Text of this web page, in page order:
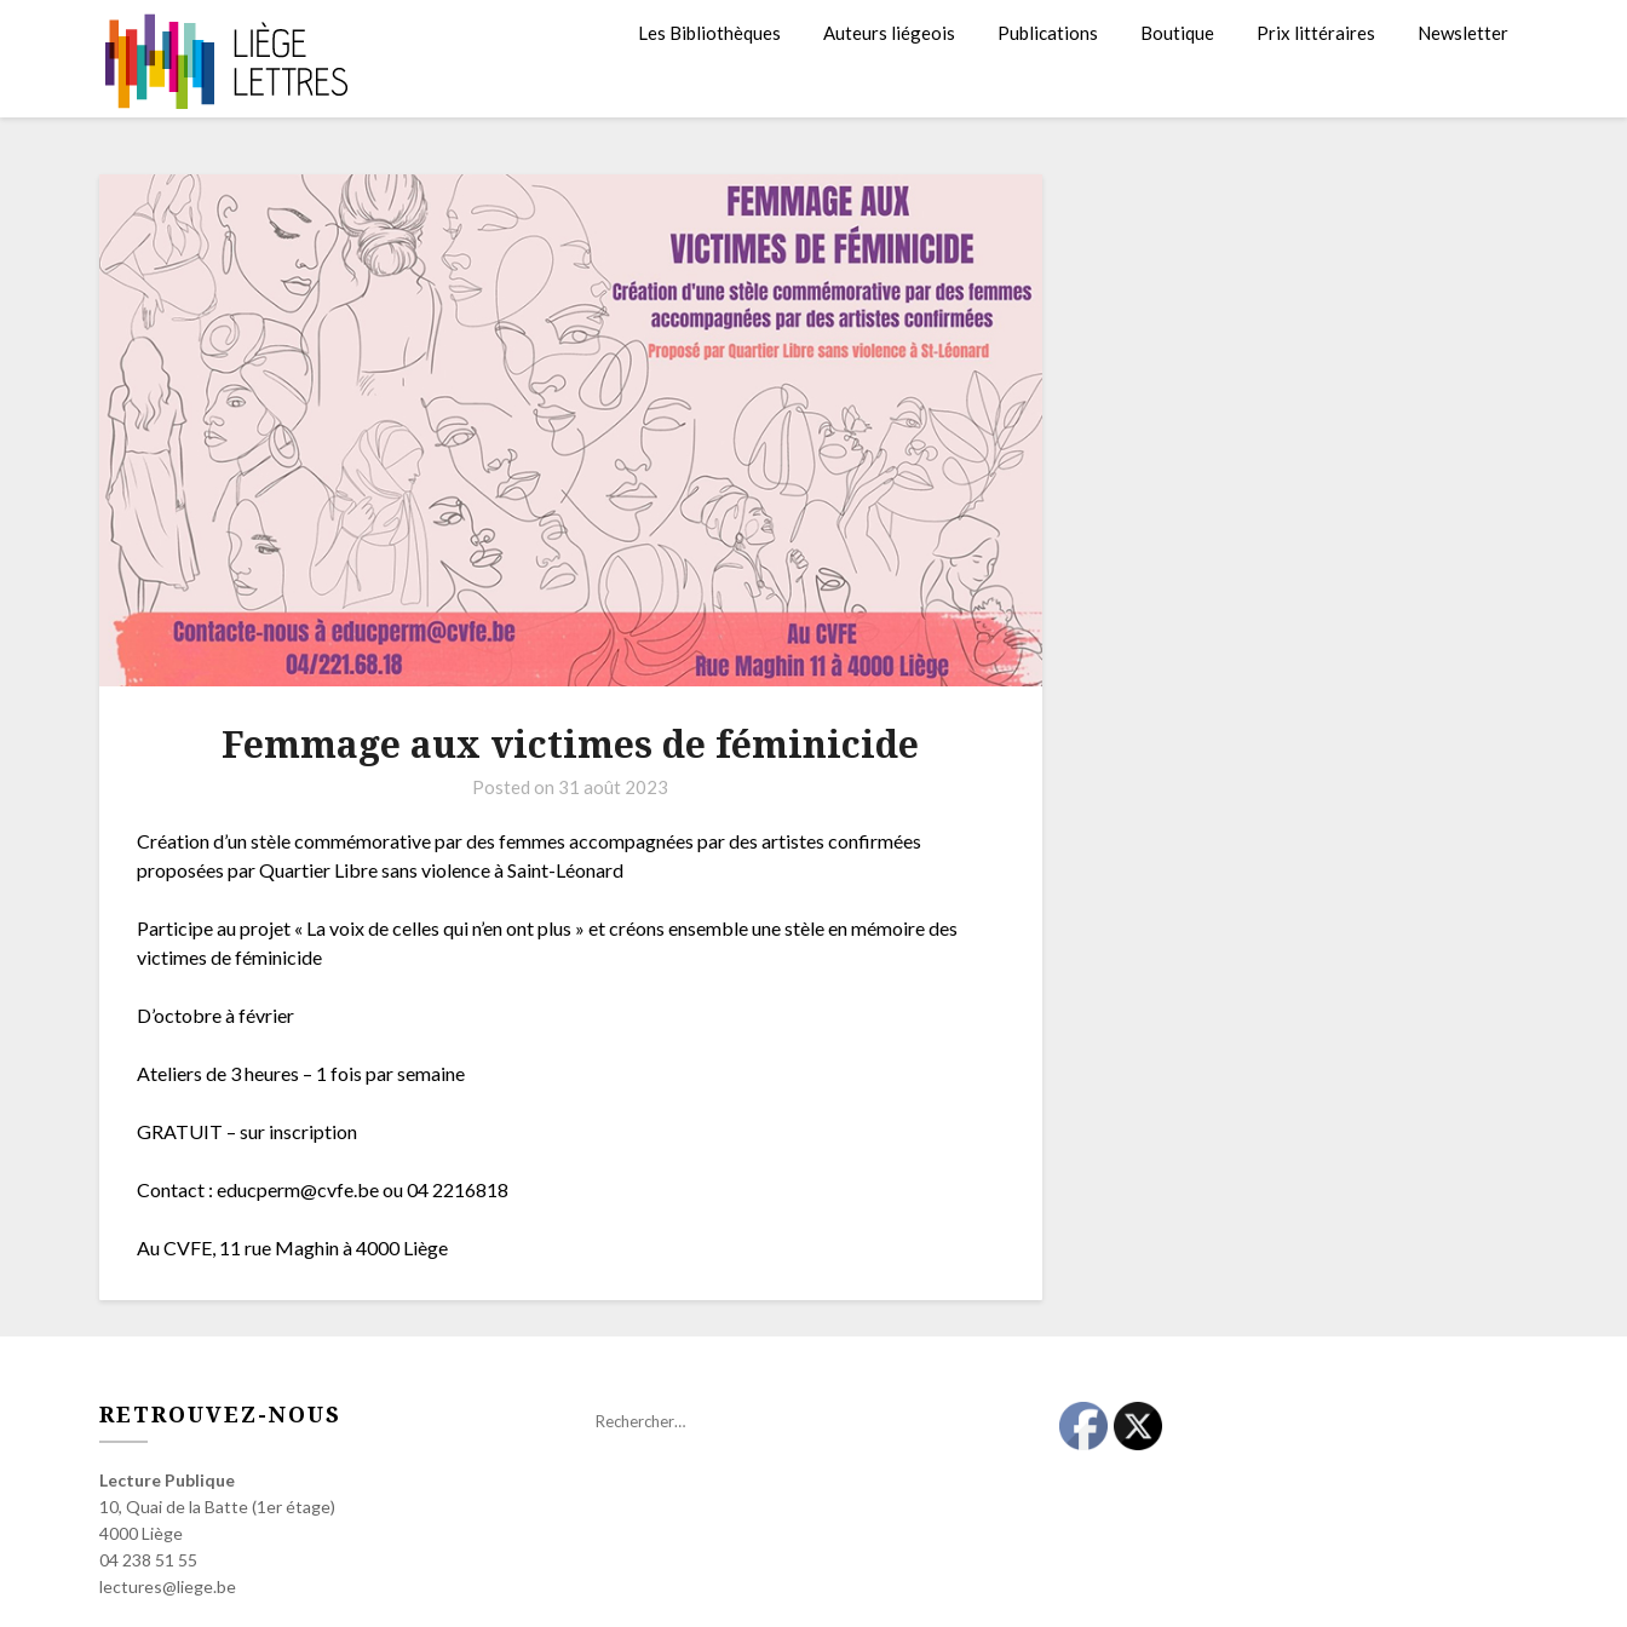
Les Bibliothèques Auteurs liégeois Publications Boutique Prix littéraires Newsletter
Femmage aux victimes de féminicide
Posted on 31 août 2023
Création d’un stèle commémorative par des femmes accompagnées par des artistes confirmées
proposées par Quartier Libre sans violence à Saint-Léonard
Participe au projet « La voix de celles qui n’en ont plus » et créons ensemble une stèle en mémoire des
victimes de féminicide
D’octobre à février
Ateliers de 3 heures – 1 fois par semaine
GRATUIT – sur inscription
Contact : educperm@cvfe.be ou 04 2216818
Au CVFE, 11 rue Maghin à 4000 Liège
RETROUVEZ-NOUS
Lecture Publique
10, Quai de la Batte (1er étage)
4000 Liège
04 238 51 55
lectures@liege.be